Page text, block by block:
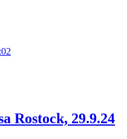
Rostock, 29.9.24